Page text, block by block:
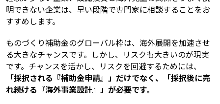
明できない企業は、早い段階で専門家に相談することをお
すすめします。
ものづくり補助金のグローバル枠は、海外展開を加速させ
る大きなチャンスです。しかし、リスクも大きいのが現実
です。チャンスを活かし、リスクを回避するためには、
「採択される『補助金申請』」だけでなく、「採択後に売
れ続ける『海外事業設計』」が必要です。